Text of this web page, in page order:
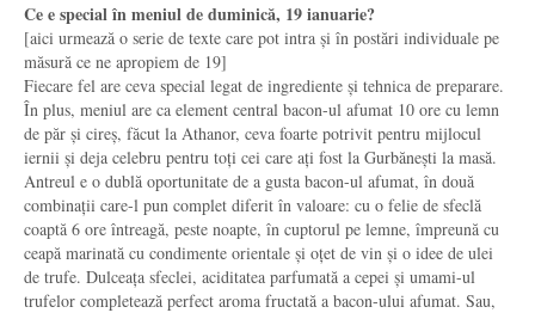
Ce e special în meniul de duminică, 19 ianuarie?
[aici urmează o serie de texte care pot intra și în postări individuale pe
măsură ce ne apropiem de 19]
Fiecare fel are ceva special legat de ingrediente și tehnica de preparare.
În plus, meniul are ca element central bacon-ul afumat 10 ore cu lemn
de păr și cireș, făcut la Athanor, ceva foarte potrivit pentru mijlocul
iernii și deja celebru pentru toți cei care ați fost la Gurbănești la masă.
Antreul e o dublă oportunitate de a gusta bacon-ul afumat, în două
combinații care-l pun complet diferit în valoare: cu o felie de sfeclă
coaptă 6 ore întreagă, peste noapte, în cuptorul pe lemne, împreună cu
ceapă marinată cu condimente orientale și oțet de vin și o idee de ulei
de trufe. Dulceața sfeclei, aciditatea parfumată a cepei și umami-ul
trufelor completează perfect aroma fructată a bacon-ului afumat. Sau,